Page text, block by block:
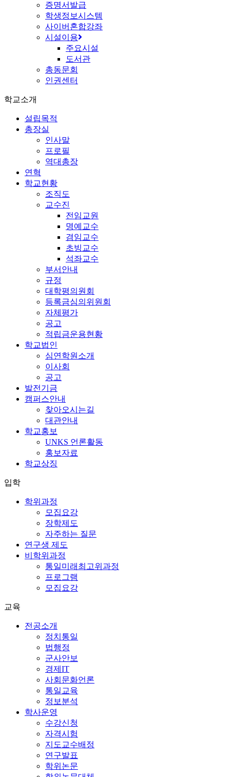
증명서발급
학생정보시스템
사이버혼합강좌
시설이용
주요시설
도서관
총동문회
인권센터
학교소개
설립목적
총장실
인사말
프로필
역대총장
연혁
학교현황
조직도
교수진
전임교원
명예교수
겸임교수
초빙교수
석좌교수
부서안내
규정
대학평의원회
등록금심의위원회
자체평가
공고
적립금운용현황
학교법인
심연학원소개
이사회
공고
발전기금
캠퍼스안내
찾아오시는길
대관안내
학교홍보
UNKS 언론활동
홍보자료
학교상징
입학
학위과정
모집요강
장학제도
자주하는 질문
연구생 제도
비학위과정
통일미래최고위과정
프로그램
모집요강
교육
전공소개
정치통일
법행정
군사안보
경제IT
사회문화언론
통일교육
정보분석
학사운영
수강신청
자격시험
지도교수배정
연구발표
학위논문